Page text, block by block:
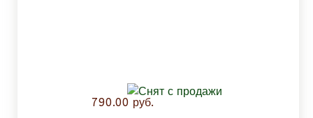
790.00 руб.